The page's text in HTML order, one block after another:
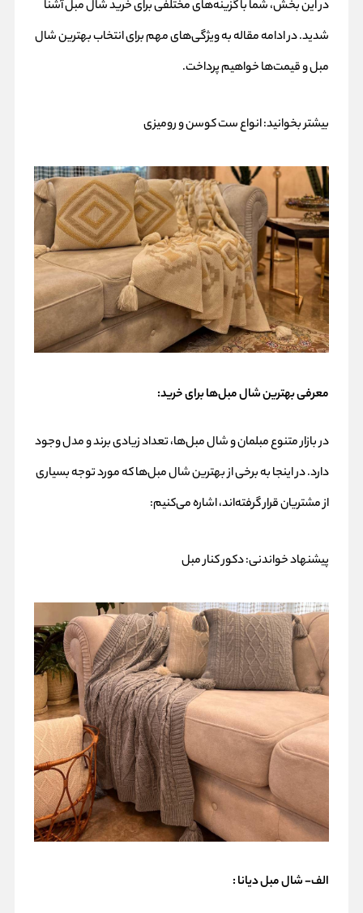
در این بخش، شما با گزینه‌های مختلفی برای خرید شال مبل آشنا
شدید. در ادامه مقاله به ویژگی‌های مهم برای انتخاب بهترین شال
مبل و قیمت‌ها خواهیم پرداخت.
بیشتر بخوانید:انواع ست کوسن و رومیزی
معرفی بهترین شال مبل‌ها برای خرید:
در بازار متنوع مبلمان و شال مبل‌ها، تعداد زیادی برند و مدل وجود
دارد. در اینجا به برخی از بهترین شال مبل‌ها که مورد توجه بسیاری
از مشتریان قرار گرفته‌اند، اشاره می‌کنیم:
پیشنهاد خواندنی:دکور کنار مبل
الف- شال مبل دیانا :